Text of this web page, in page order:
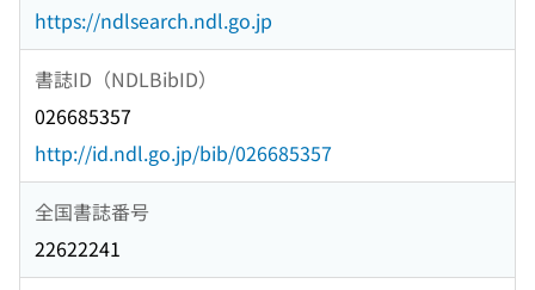
https://ndlsearch.ndl.go.jp
書誌ID（NDLBibID）
026685357
http://id.ndl.go.jp/bib/026685357
全国書誌番号
22622241